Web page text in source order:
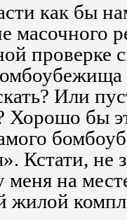
как бы
масочного
Или
Хорошо бы
Кстати, не
на
жилой